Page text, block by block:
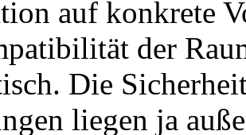
auf konkrete
der
Die
liegen ja